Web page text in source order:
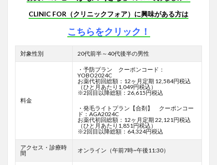
CLINIC FOR（クリニックフォア）に興味がある方は
こちらをクリック！
対象性別 20代前半～40代後半の男性
料金
・予防プラン クーポンコード：
YOBO2024C
お薬代初回総額：12ヶ月定期 12,584円税込
（ひと月あたり1,049円税込）
※2回目以降総額：26,615円税込
・発毛ライトプラン【合剤】 クーポンコー
ド：AGA2024C
お薬代初回総額：12ヶ月定期 22,121円税込
（ひと月あたり1,851円税込）
※2回目以降総額：64,324円税込
アクセス・診療時
間
オンライン（午前7時~午後11:30）